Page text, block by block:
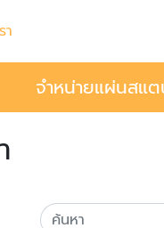
า
จำหน่ายแผ่นสแ